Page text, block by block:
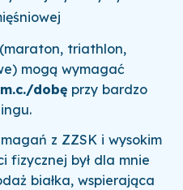
triathlon,
mogą wymagać
dobęprzy bardzo
z ZZSK i wysokim
fizycznej był dla mnie
białka, wspierająca